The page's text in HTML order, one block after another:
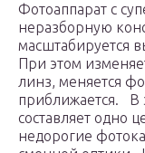
Фотоаппарат с
неразборную
масштабируется
При этом
линз, меняется
приближается. В
составляет одно
недорогие